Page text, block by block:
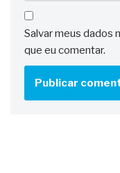
Salvar meus dados
que eu comentar.